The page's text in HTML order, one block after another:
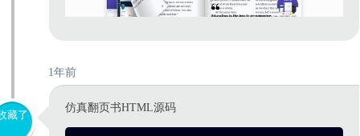
1年前
藏了
仿真翻页书HTML源码